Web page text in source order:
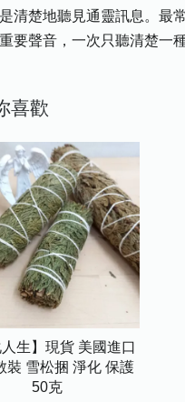
楚地聽見通靈訊息。最常
要聲音，一次只聽清楚一種
喜歡
人生】現貨 美國進口
裝 雪松捆 淨化 保護
50克